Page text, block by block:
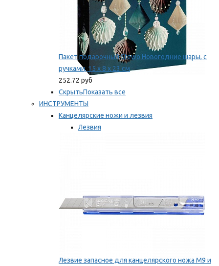
Пакет подарочный Stewo Новогодние шары, с
ручками, 15 х 8 х 23 см
252.72 руб
СкрытьПоказать все
ИНСТРУМЕНТЫ
Канцелярские ножи и лезвия
Лезвия
Лезвие запасное для канцелярского ножа M9 и